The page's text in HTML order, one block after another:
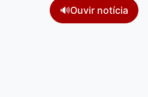
🔊Ouvir notícia